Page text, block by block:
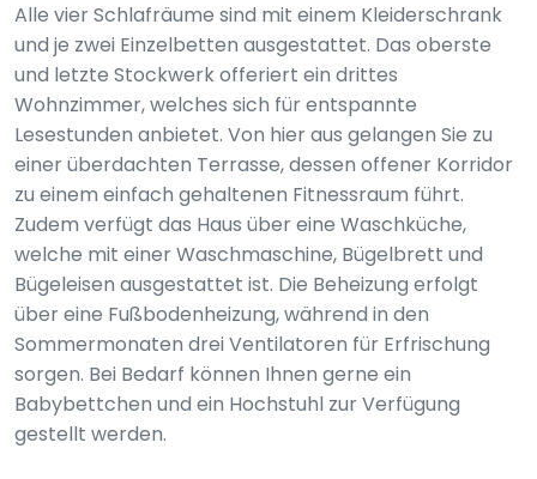
Alle vier Schlafräume sind mit einem Kleiderschrank
und je zwei Einzelbetten ausgestattet. Das oberste
und letzte Stockwerk offeriert ein drittes
Wohnzimmer, welches sich für entspannte
Lesestunden anbietet. Von hier aus gelangen Sie zu
einer überdachten Terrasse, dessen offener Korridor
zu einem einfach gehaltenen Fitnessraum führt.
Zudem verfügt das Haus über eine Waschküche,
welche mit einer Waschmaschine, Bügelbrett und
Bügeleisen ausgestattet ist. Die Beheizung erfolgt
über eine Fußbodenheizung, während in den
Sommermonaten drei Ventilatoren für Erfrischung
sorgen. Bei Bedarf können Ihnen gerne ein
Babybettchen und ein Hochstuhl zur Verfügung
gestellt werden.